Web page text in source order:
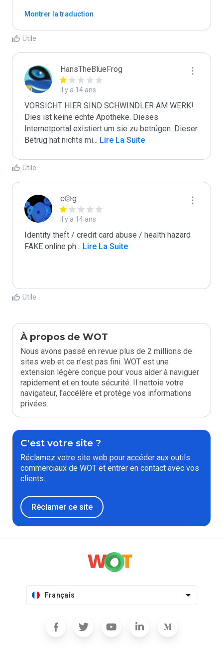
Montrer la traduction
Utile
HansTheBlueFrog
il y a 14 ans
VORSICHT HIER SIND SCHWINDLER AM WERK!
Dies ist keine echte Apotheke. Dieses
Internetportal existiert um sie zu betrügen. Dieser
Betrug hat nichts mi... Lire La Suite
Utile
c۞g
il y a 14 ans
Identity theft / credit card abuse / health hazard
FAKE online ph... Lire La Suite
Utile
À propos de WOT
Nous avons passé en revue plus de 2 millions de
sites web et ce n'est pas fini. WOT est une
extension légère conçue pour vous aider à naviguer
rapidement et en toute sécurité. Il nettoie votre
navigateur, l'accélère et protège vos informations
privées.
C'est votre site ?
Réclamez votre site web pour accéder aux outils
commerciaux de WOT et entrer en contact avec vos
clients.
Réclamer ce site
Français